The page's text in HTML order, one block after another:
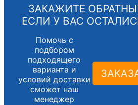
ЗАКАЖИТЕ
ЕСЛИ У ВАС
Помочь с
подбором
подходящего
варианта и
условий доставки
сможет наш
менеджер